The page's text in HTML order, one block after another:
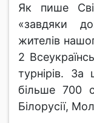
Як пише
«завдяки
жителів
2
турнірів.
більше 700
Білорусії,